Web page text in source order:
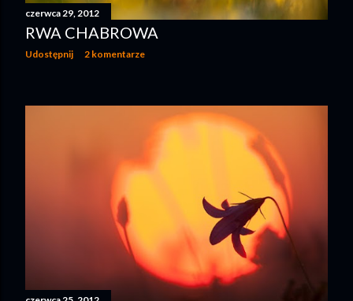
czerwca 29, 2012
RWA CHABROWA
Udostępnij 2 komentarze